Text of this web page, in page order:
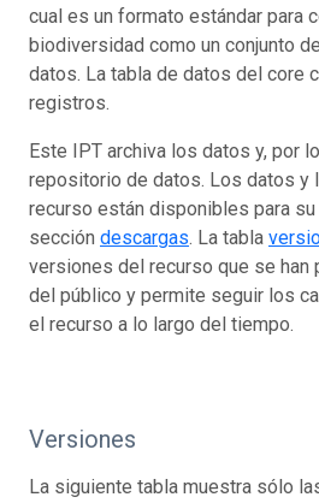
cual es un formato estándar para
biodiversidad como un conjunto
datos. La tabla de datos del core
registros.
Este IPT archiva los datos y, por
repositorio de datos. Los datos y
recurso están disponibles para
sección descargas. La tabla
versiones del recurso que se han
del público y permite seguir los
el recurso a lo largo del tiempo.
Versiones
La siguiente tabla muestra sólo